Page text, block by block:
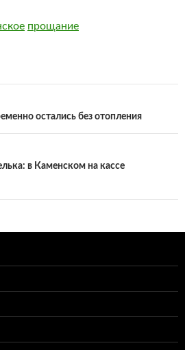
прощание
остались без отопления
в Каменском на кассе